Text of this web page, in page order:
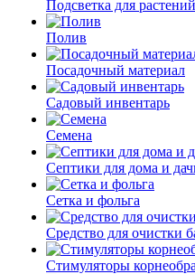
Подсветка для растений
Полив
Посадочный материал
Садовый инвентарь
Семена
Септики для дома и
Сетка и фольга
Средство для очистки
Стимуляторы